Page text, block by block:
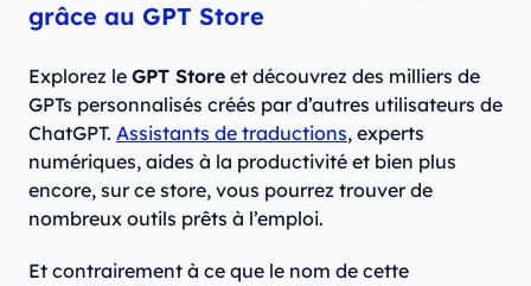
grâce au GPT Store
Explorez le GPT Store et découvrez des milliers de
GPTs personnalisés créés par d’autres utilisateurs de
ChatGPT. Assistants de traductions, experts
numériques, aides à la productivité et bien plus
encore, sur ce store, vous pourrez trouver de
nombreux outils prêts à l’emploi.
Et contrairement à ce que le nom de cette